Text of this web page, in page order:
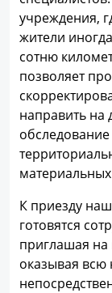
учреждения,
жители
сотню
позволяет
направить на
материальных
К приезду
готовятся
приглашая
оказывая